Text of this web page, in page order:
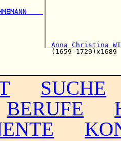
Anna Christina
(1659-
SUCHE
BERUFE